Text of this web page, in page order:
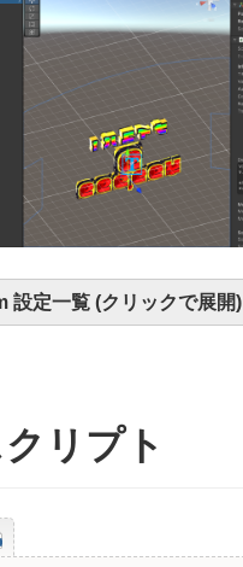
設定一覧 (クリックで展開)
リプト